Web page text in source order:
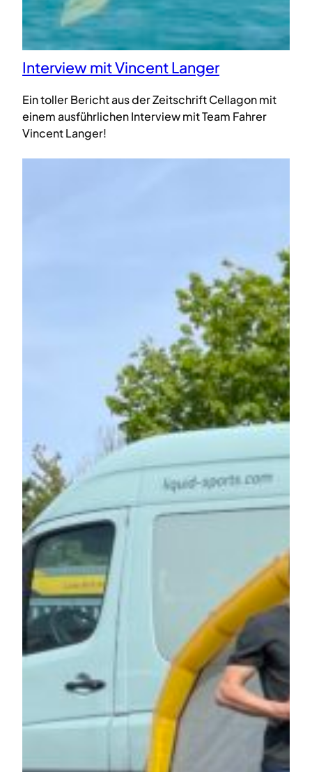
Interview mit Vincent Langer
Ein toller Bericht aus der Zeitschrift Cellagon mit
einem ausführlichen Interview mit Team Fahrer
Vincent Langer!